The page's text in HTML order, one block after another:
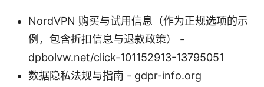
NordVPN 购买与试用信息（作为正规选项的示
例，包含折扣信息与退款政策） -
dpbolvw.net/click-101152913-13795051
数据隐私法规与指南 - gdpr-info.org